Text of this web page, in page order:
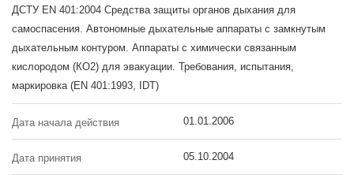
ДСТУ EN 401:2004 Средства защиты органов дыхания для
самоспасения. Автономные дыхательные аппараты с замкнутым
дыхательным контуром. Аппараты с химически связанным
кислородом (КО2) для эвакуации. Требования, испытания,
маркировка (EN 401:1993, IDT)
Дата начала действия 01.01.2006
Дата принятия 05.10.2004